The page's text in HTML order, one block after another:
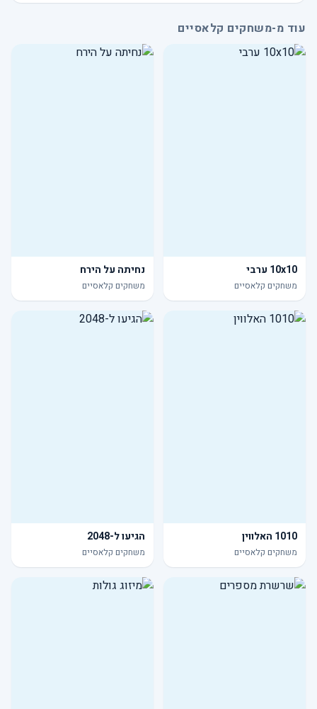
עוד מ-משחקים קלאסיים
10x10 ערבי
משחקים קלאסיים
נחיתה על הירח
משחקים קלאסיים
1010 האלווין
משחקים קלאסיים
הגיעו ל-2048
משחקים קלאסיים